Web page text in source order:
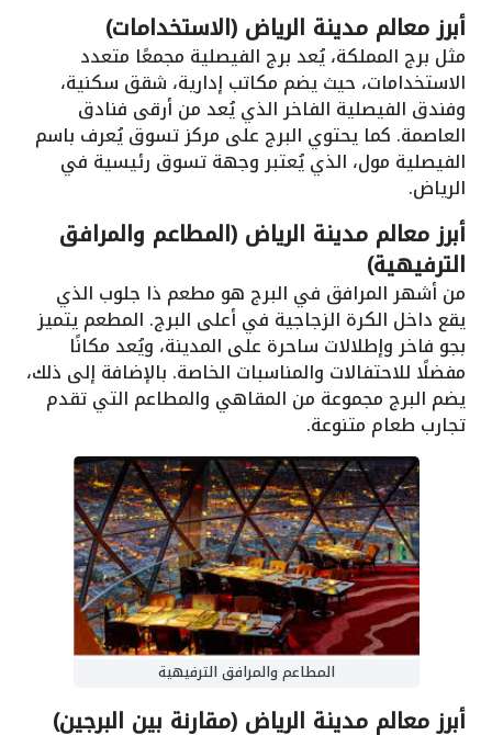
أبرز معالم مدينة الرياض (الاستخدامات)
مثل برج المملكة، يُعد برج الفيصلية مجمعًا متعدد
الاستخدامات، حيث يضم مكاتب إدارية، شقق سكنية،
وفندق الفيصلية الفاخر الذي يُعد من أرقى فنادق
العاصمة. كما يحتوي البرج على مركز تسوق يُعرف باسم
الفيصلية مول، الذي يُعتبر وجهة تسوق رئيسية في
الرياض.
أبرز معالم مدينة الرياض (المطاعم والمرافق
الترفيهية)
من أشهر المرافق في البرج هو مطعم ذا جلوب الذي
يقع داخل الكرة الزجاجية في أعلى البرج. المطعم يتميز
بجو فاخر وإطلالات ساحرة على المدينة، ويُعد مكانًا
مفضلًا للاحتفالات والمناسبات الخاصة. بالإضافة إلى ذلك،
يضم البرج مجموعة من المقاهي والمطاعم التي تقدم
تجارب طعام متنوعة.
المطاعم والمرافق الترفيهية
أبرز معالم مدينة الرياض (مقارنة بين البرجين)